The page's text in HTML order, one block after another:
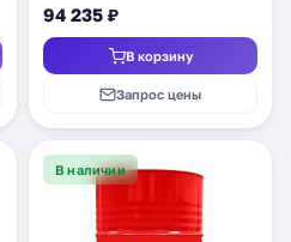
94 235 ₽
В корзину
Запрос цены
В наличии